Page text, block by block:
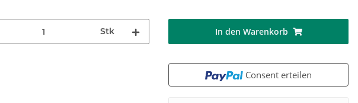
Stk In den Warenkorb
Consent erteilen